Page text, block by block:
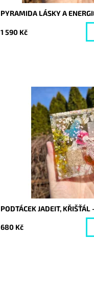
PYRAMIDA LÁSKY A
1 590 Kč
Dostupnost:
Vyprodáno
10080
PODTÁCEK JADEIT, KŘIŠŤÁL
680 Kč